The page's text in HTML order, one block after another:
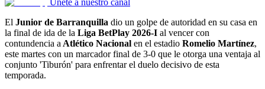
El Junior de Barranquilla dio un golpe de autoridad en su casa en
la final de ida de la Liga BetPlay 2026-I al vencer con
contundencia a Atlético Nacional en el estadio Romelio Martínez,
este martes con un marcador final de 3-0 que le otorga una ventaja al
conjunto 'Tiburón' para enfrentar el duelo decisivo de esta
temporada.